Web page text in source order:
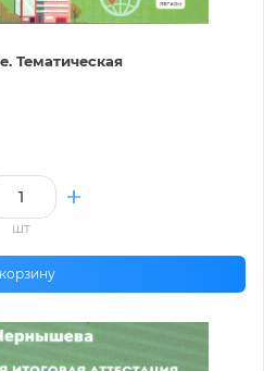
Тематическая
шт